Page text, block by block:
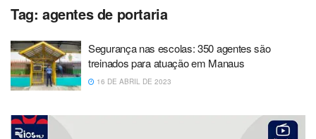
Tag: agentes de portaria
Segurança nas escolas: 350 agentes são
treinados para atuação em Manaus
16 DE ABRIL DE 2023